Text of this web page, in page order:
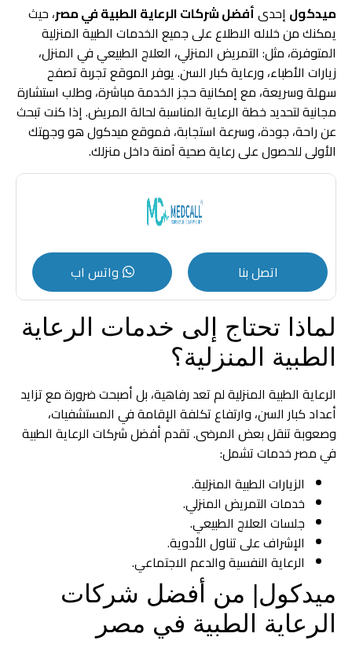
ميدكول إحدىأفضل شركات الرعاية الطبية في مصر، حيث
يمكنك من خلاله الاطلاع على جميع الخدمات الطبية المنزلية
المتوفرة، مثل: التمريض المنزلي، العلاج الطبيعي في المنزل،
زيارات الأطباء، ورعاية كبار السن. يوفر الموقع تجربة تصفح
سهلة وسريعة، مع إمكانية حجز الخدمة مباشرة، وطلب استشارة
مجانية لتحديد خطة الرعاية المناسبة لحالة المريض. إذا كنت تبحث
عن راحة، جودة، وسرعة استجابة، فموقع ميدكول هو وجهتك
الأولى للحصول على رعاية صحية آمنة داخل منزلك.
اتصل بنا واتس اب
لماذا تحتاج إلى خدمات الرعاية
الطبية المنزلية؟
الرعاية الطبية المنزلية لم تعد رفاهية، بل أصبحت ضرورة مع تزايد
أعداد كبار السن، وارتفاع تكلفة الإقامة في المستشفيات،
وصعوبة تنقل بعض المرضى. تقدم أفضل شركات الرعاية الطبية
في مصر خدمات تشمل:
الزيارات الطبية المنزلية.
خدمات التمريض المنزلي.
جلسات العلاج الطبيعي.
الإشراف على تناول الأدوية.
الرعاية النفسية والدعم الاجتماعي.
ميدكول| من أفضل شركات
الرعاية الطبية في مصر